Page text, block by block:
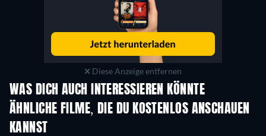
Diese Anzeige entfernen
WAS DICH AUCH INTERESSIEREN KÖNNTE
ÄHNLICHE FILME, DIE DU KOSTENLOS ANSCHAUEN
KANNST